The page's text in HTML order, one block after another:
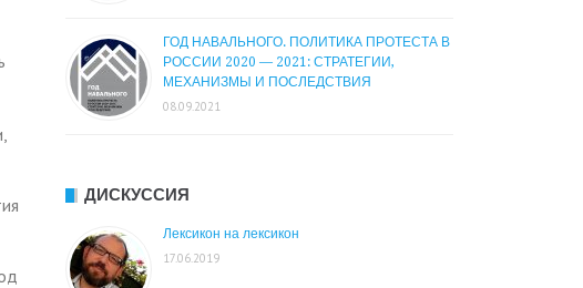
ГОД НАВАЛЬНОГО. ПОЛИТИКА ПРОТЕСТА В
РОССИИ 2020 — 2021: СТРАТЕГИИ,
МЕХАНИЗМЫ И ПОСЛЕДСТВИЯ
08.09.2021
ДИСКУССИЯ
Лексикон на лексикон
17.06.2019